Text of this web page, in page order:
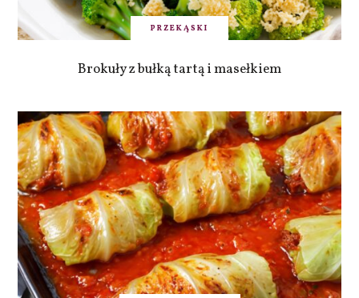
PRZEKĄSKI
Brokuły z bułką tartą i masełkiem